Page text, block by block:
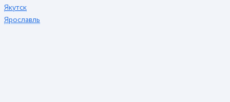
Якутск
Ярославль